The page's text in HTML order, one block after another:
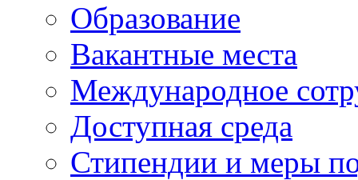
Образование
Вакантные места
Международное
Доступная среда
Стипендии и меры